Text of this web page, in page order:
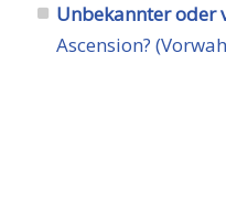
Unbekannter oder
Ascension?